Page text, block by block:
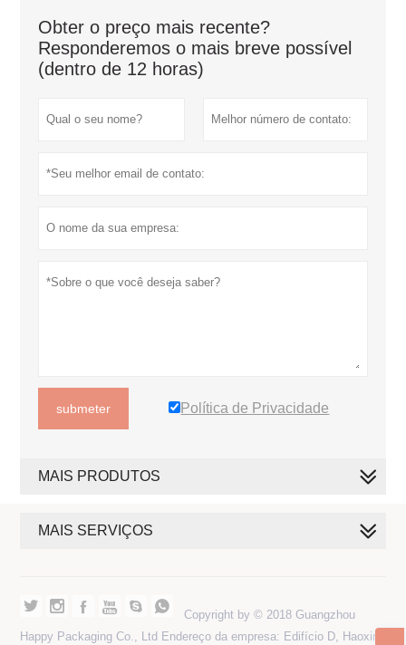
Obter o preço mais recente?
Responderemos o mais breve possível
(dentro de 12 horas)
submeter Política de Privacidade
MAIS PRODUTOS
MAIS SERVIÇOS
     
Copyright by © 2018 Guangzhou
Happy Packaging Co., Ltd Endereço da empresa: Edifício D, Haoxin